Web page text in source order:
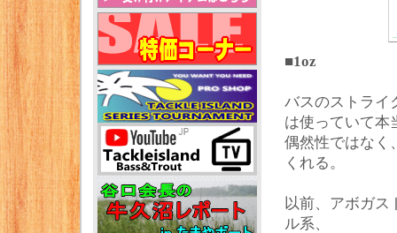
■1oz
バスのストライ
は使っていて本
偶然性ではなく
くれる。
以前、アボガス
ル系、